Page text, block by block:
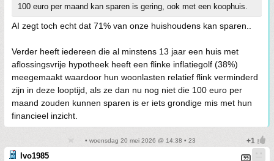
100 euro per maand kan sparen is gering, ook met een koophuis.
AI zegt toch echt dat 71% van onze huishoudens kan sparen..
Verder heeft iedereen die al minstens 13 jaar een huis met
aflossingsvrije hypotheek heeft een flinke inflatiegolf (38%)
meegemaakt waardoor hun woonlasten relatief flink verminderd
zijn in deze looptijd, als ze dan nu nog niet die 100 euro per
maand zouden kunnen sparen is er iets grondige mis met hun
financieel inzicht.
• woensdag 20 mei 2026 @ 14:38 • 23
Ivo1985